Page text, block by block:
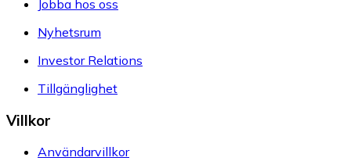
Jobba hos oss
Nyhetsrum
Investor Relations
Tillgänglighet
Villkor
Användarvillkor